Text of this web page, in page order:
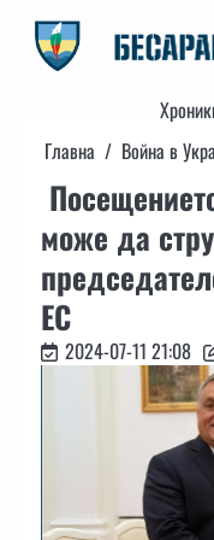
content
Главна
Война в
може да
ЕС
2024-07-11 21:08